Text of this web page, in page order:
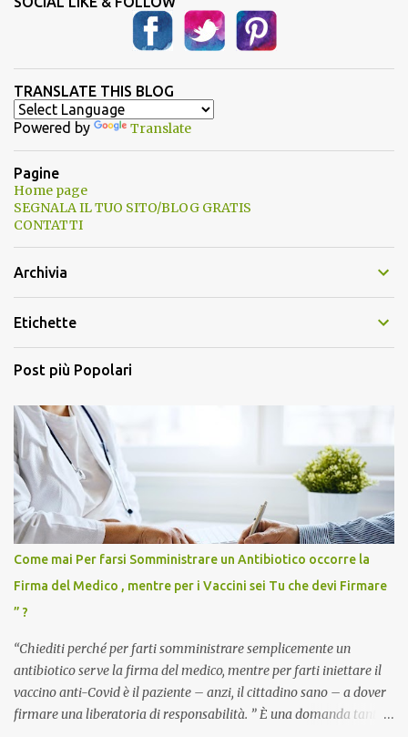
TRANSLATE THIS BLOG
Powered by Translate
Pagine
Home page
SEGNALA IL TUO SITO/BLOG GRATIS
CONTATTI
Archivia
Etichette
Post più Popolari
Come mai Per farsi Somministrare un Antibiotico occorre la
Firma del Medico , mentre per i Vaccini sei Tu che devi Firmare
” ?
“Chiediti perché per farti somministrare semplicemente un
antibiotico serve la firma del medico, mentre per farti iniettare il
vaccino anti-Covid è il paziente – anzi, il cittadino sano – a dover
firmare una liberatoria di responsabilità. ” È una domanda tanto